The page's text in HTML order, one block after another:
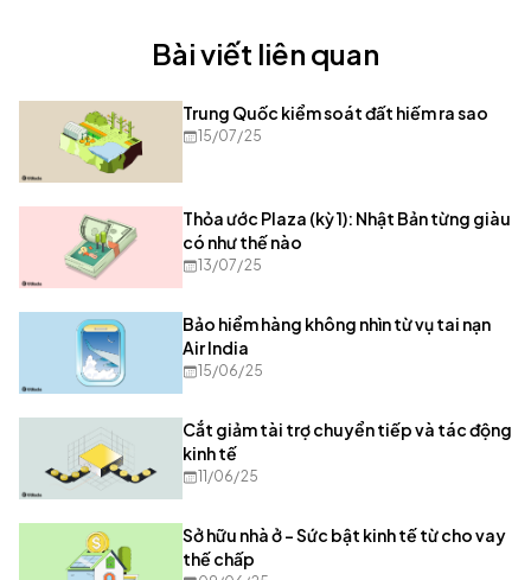
Bài viết liên quan
Trung Quốc kiểm soát đất hiếm ra sao
15/07/25
Thỏa ước Plaza (kỳ 1): Nhật Bản từng giàu
có như thế nào
13/07/25
Bảo hiểm hàng không nhìn từ vụ tai nạn
Air India
15/06/25
Cắt giảm tài trợ chuyển tiếp và tác động
kinh tế
11/06/25
Sở hữu nhà ở – Sức bật kinh tế từ cho vay
thế chấp